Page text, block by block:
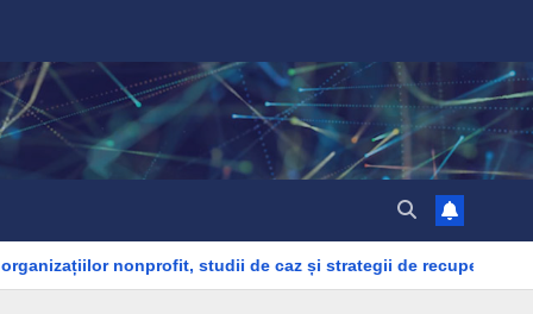
nonprofit, studii de caz și strategii de recuperare Metode